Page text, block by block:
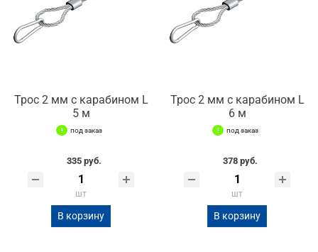
Трос 2 мм с карабином L
5 м
под заказ
335 руб.
шт
В корзину
Трос 2 мм с карабином L
6 м
под заказ
378 руб.
шт
В корзину